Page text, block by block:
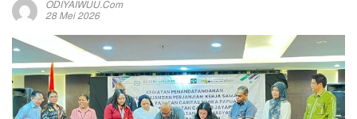
ODIYAIWUU.com
28 Mei 2026